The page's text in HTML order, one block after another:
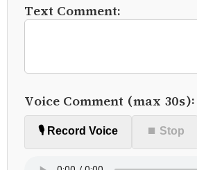
Text Comment:
Voice Comment (max 30s):
🎙️ Record Voice ⏹ Stop